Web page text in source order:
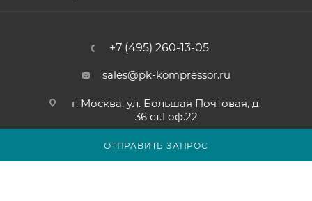
ОТПРАВИТЬ ЗАПРОС
+7 (495) 260-13-05
sales@pk-kompressor.ru
г. Москва, ул. Большая Почтовая, д.
36 ст.1 оф.22